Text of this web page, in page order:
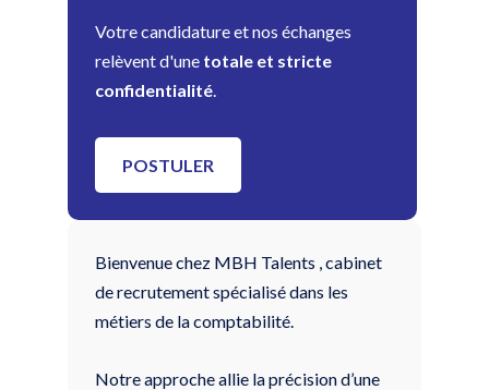
Bienvenue chez MBH Talents , cabinet
de recrutement spécialisé dans les
métiers de la comptabilité.
Notre approche allie la précision d’une
Votre candidature et nos échanges
relèvent d'une totale et stricte
confidentialité
POSTULER